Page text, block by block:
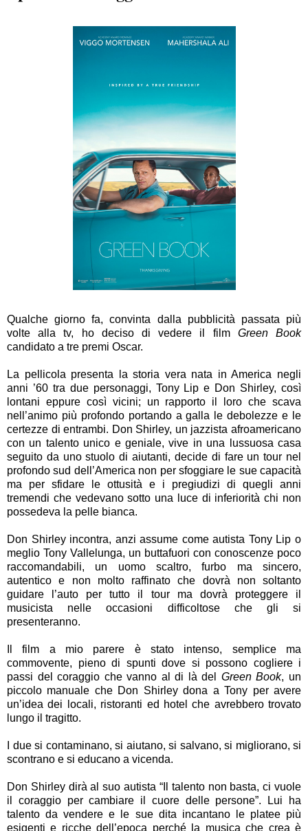
Qualche giorno fa, convinta dalla pubblicità passata più
volte alla tv, ho deciso di vedere il film Green Book
candidato a tre premi Oscar.
La pellicola presenta la storia vera nata in America negli
anni ’60 tra due personaggi, Tony Lip e Don Shirley, così
lontani eppure così vicini; un rapporto il loro che scava
nell’animo più profondo portando a galla le debolezze e le
certezze di entrambi. Don Shirley, un jazzista afroamericano
con un talento unico e geniale, vive in una lussuosa casa
seguito da uno stuolo di aiutanti, decide di fare un tour nel
profondo sud dell’America non per sfoggiare le sue capacità
ma per sfidare le ottusità e i pregiudizi di quegli anni
tremendi che vedevano sotto una luce di inferiorità chi non
possedeva la pelle bianca.
Don Shirley incontra, anzi assume come autista Tony Lip o
meglio Tony Vallelunga, un buttafuori con conoscenze poco
raccomandabili, un uomo scaltro, furbo ma sincero,
autentico e non molto raffinato che dovrà non soltanto
guidare l’auto per tutto il tour ma dovrà proteggere il
musicista nelle occasioni difficoltose che gli si
presenteranno.
Il film a mio parere è stato intenso, semplice ma
commovente, pieno di spunti dove si possono cogliere i
passi del coraggio che vanno al di là del Green Book, un
piccolo manuale che Don Shirley dona a Tony per avere
un’idea dei locali, ristoranti ed hotel che avrebbero trovato
lungo il tragitto.
I due si contaminano, si aiutano, si salvano, si migliorano, si
scontrano e si educano a vicenda.
Don Shirley dirà al suo autista “Il talento non basta, ci vuole
il coraggio per cambiare il cuore delle persone”. Lui ha
talento da vendere e le sue dita incantano le platee più
esigenti e ricche dell’epoca perché la musica che crea è